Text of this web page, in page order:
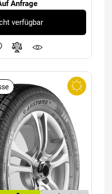
Anfrage
verfügbar